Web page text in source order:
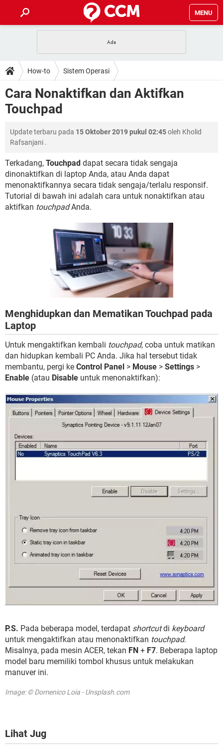
MENU
APLIKASI NONTON FILM & SERI
BUAT AKUN TIKTOK APLIKASI VIDEO-CALL
HOW-TO
SAFE MODE ANDROID
KODE RAHASIA NETFLIX
DOWNLOAD
ADOBE PREMIERE PRO
FORUM
Lupa Password Gmail WiFi Tidak Berfungsi
ENSIKLOPEDIA
Front Office dan Back Office OOP - Data Enkapsulasi
Jenis-jenis Network atau Jaringan
How-to Sistem Operasi
Cara Nonaktifkan dan Aktifkan
Touchpad
Update terbaru pada 15 Oktober 2019 pukul 02:45oleh Kholid
Rafsanjani .
Terkadang, Touchpad dapat secara tidak sengaja
dinonaktifkan di laptop Anda, atau Anda dapat
menonaktifkannya secara tidak sengaja/terlalu responsif.
Tutorial di bawah ini adalah cara untuk nonaktifkan atau
aktifkan touchpadAnda.
Menghidupkan dan Mematikan Touchpad pada
Laptop
Untuk mengaktifkan kembali touchpad, coba untuk matikan
dan hidupkan kembali PC Anda. Jika hal tersebut tidak
membantu, pergi ke Control Panel > Mouse > Settings >
Enable (atau Disable untuk menonaktifkan):
P.S. Pada beberapa model, terdapat shortcutdi keyboard
untuk mengaktifkan atau menonaktifkan touchpad.
Misalnya, pada mesin ACER, tekan FN + F7. Beberapa laptop
model baru memiliki tombol khusus untuk melakukan
manuver ini.
Image: © Domenico Loia - Unsplash.com
Lihat Jug